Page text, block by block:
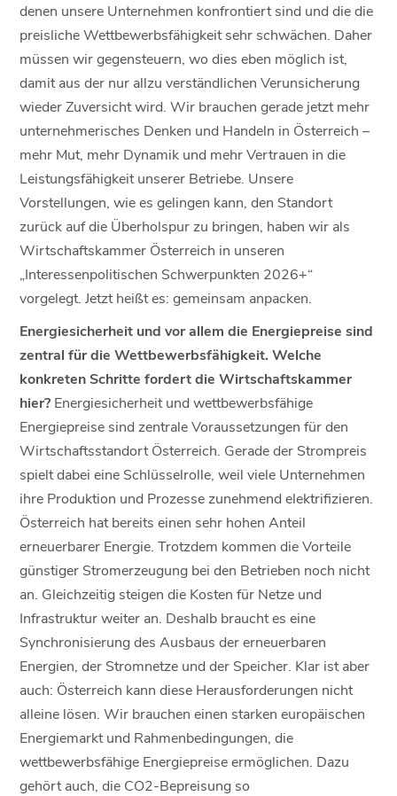
denen unsere Unternehmen konfrontiert sind und die die
preisliche Wettbewerbsfähigkeit sehr schwächen. Daher
müssen wir gegensteuern, wo dies eben möglich ist,
damit aus der nur allzu verständlichen Verunsicherung
wieder Zuversicht wird. Wir brauchen gerade jetzt mehr
unternehmerisches Denken und Handeln in Österreich –
mehr Mut, mehr Dynamik und mehr Vertrauen in die
Leistungsfähigkeit unserer Betriebe. Unsere
Vorstellungen, wie es gelingen kann, den Standort
zurück auf die Überholspur zu bringen, haben wir als
Wirtschaftskammer Österreich in unseren
„Interessenpolitischen Schwerpunkten 2026+“
vorgelegt. Jetzt heißt es: gemeinsam anpacken.
Energiesicherheit und vor allem die Energiepreise sind
zentral für die Wettbewerbsfähigkeit. Welche
konkreten Schritte fordert die Wirtschaftskammer
hier? Energiesicherheit und wettbewerbsfähige
Energiepreise sind zentrale Voraussetzungen für den
Wirtschaftsstandort Österreich. Gerade der Strompreis
spielt dabei eine Schlüsselrolle, weil viele Unternehmen
ihre Produktion und Prozesse zunehmend elektrifizieren.
Österreich hat bereits einen sehr hohen Anteil
erneuerbarer Energie. Trotzdem kommen die Vorteile
günstiger Stromerzeugung bei den Betrieben noch nicht
an. Gleichzeitig steigen die Kosten für Netze und
Infrastruktur weiter an. Deshalb braucht es eine
Synchronisierung des Ausbaus der erneuerbaren
Energien, der Stromnetze und der Speicher. Klar ist aber
auch: Österreich kann diese Herausforderungen nicht
alleine lösen. Wir brauchen einen starken europäischen
Energiemarkt und Rahmenbedingungen, die
wettbewerbsfähige Energiepreise ermöglichen. Dazu
gehört auch, die CO2-Bepreisung so